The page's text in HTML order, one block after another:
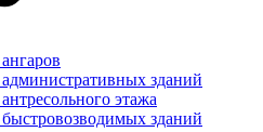
зданий
этажа
зданий